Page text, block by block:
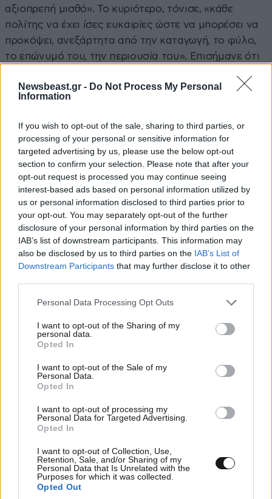
Newsbeast.gr - Do Not Process My Personal
Information
If you wish to opt-out of the sale, sharing to third parties, or
processing of your personal or sensitive information for
targeted advertising by us, please use the below opt-out
section to confirm your selection. Please note that after your
opt-out request is processed you may continue seeing
interest-based ads based on personal information utilized by
us or personal information disclosed to third parties prior to
your opt-out. You may separately opt-out of the further
disclosure of your personal information by third parties on the
IAB’s list of downstream participants. This information may
also be disclosed by us to third parties on the IAB’s List of
Downstream Participants that may further disclose it to other
Please note that this website/app uses one or more Google
not limited to your visit or usage behaviour. You may click to
grant or deny consent to Google and its third-party tags to
use your data for below specified purposes in below Google
consent section.
Personal Data Processing Opt Outs
I want to opt-out of the Sharing of my
personal data.
Opted In
I want to opt-out of the Sale of my
Personal Data.
Opted In
I want to opt-out of processing my
Personal Data for Targeted Advertising.
Opted In
I want to opt-out of Collection, Use,
Retention, Sale, and/or Sharing of my
Personal Data that Is Unrelated with the
Purposes for which it was collected.
Opted Out
αξιοπρεπή μισθό». Το κυριότερο, τόνισε, «κάθε
πολίτης να έχει ίσες ευκαιρίες ώστε να μπορέσει να
προκόψει, ανεξάρτητα από την καταγωγή, το φύλο,
το επώνυμό του, την περιουσία του». Επισήμανε ότι
«η ολοκληρωμένη ευκαιρία στους πολίτες που η
Πρόσθεσε ότι ταυτόχρονα για εκείνον
«Σύγχρονη
Αριστερά είναι εκείνη που δεν εκχωρεί τον
πατριωτισμό στους πατριδοκάπηλους,που δεν
εκχωρεί την πίστη όποιου πολίτη θέλει να πιστεύει,
στο εμπόριο πίστης της Δεξιάς, που δεν εκχωρεί την
ασφάλεια σε μία ΝΔ που επί των ημερών της έχουν
εκτοξευτεί όλοι οι δείκτες του εγκλήματος». Τόνισε
επιπλέον ότι η Σύγχρονη Αριστερά είναι εκείνη που,
όπως είπε: θέτει σε προτεραιότητα την πράσινη
κρίσης. Διεκδικεί πανευρωπαϊκά το τέλος της
λιτότητας διότι αυτό το οικονομικό σχέδιο δε βγάζει
πουθενά, μόνο γιγαντώνει την ακροδεξιά. Ζητάει μία
νέα μεταναστευτική πολιτική, στην οποία η
ευρωπαϊκή αλληλεγγύη εκφράζεται στην πράξη και
όχι νοικιάζοντας αποθήκες ψυχών στη χώρα μας.
διστάζει να παίρνει καθαρή θέση: Ναι, κατηγορούμε
και καταδικάζουμε κάθε τρομοκρατική επίθεση.
Αλλά ναι, είμαστε υπέρ της άμεσης κατάπαυσης του
πυρός για να τερματιστεί η σφαγή στη Γάζα. Είμαστε
με όλες μας τις δυνάμεις υπέρ ενός Παλαιστινιακού
Κράτους το οποίο θα συνυπάρχει ειρηνικά δίπλα-